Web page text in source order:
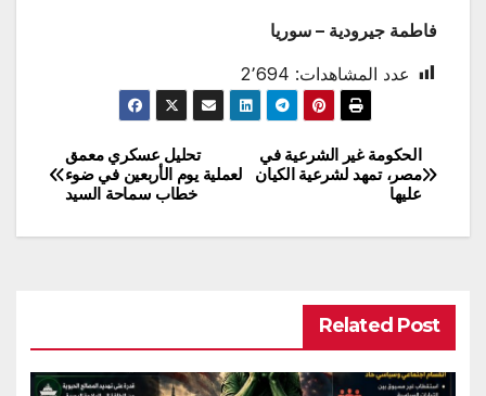
فاطمة جيرودية – سوريا
عدد المشاهدات: 2٬694
تصفّح
المقالات
تحليل عسكري معمق
لعملية يوم الأربعين في ضوء
خطاب سماحة السيد
الحكومة غير الشرعية في
مصر، تمهد لشرعية الكيان
عليها
Related Post